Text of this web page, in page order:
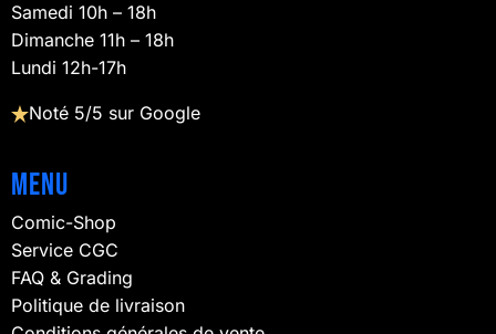
Samedi 10h – 18h
Dimanche 11h – 18h
Lundi 12h-17h
Noté 5/5 sur Google
Menu
Comic-Shop
Service CGC
FAQ & Grading
Politique de livraison